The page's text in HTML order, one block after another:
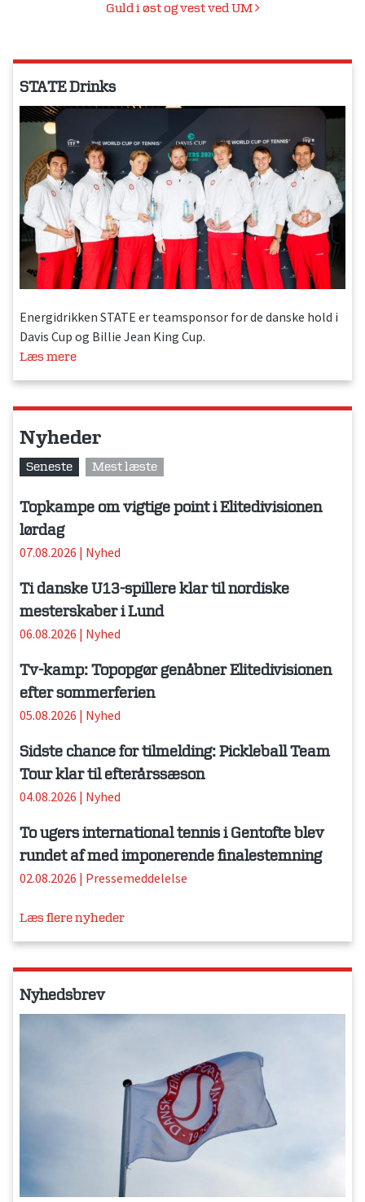
Guld i øst og vest ved UM
STATE Drinks
Energidrikken STATE er teamsponsor for de danske hold i
Davis Cup og Billie Jean King Cup.
Læs mere
Nyheder
Seneste Mest læste
Topkampe om vigtige point i Elitedivisionen
lørdag
07.08.2026 | Nyhed
Ti danske U13-spillere klar til nordiske
mesterskaber i Lund
06.08.2026 | Nyhed
Tv-kamp: Topopgør genåbner Elitedivisionen
efter sommerferien
05.08.2026 | Nyhed
Sidste chance for tilmelding: Pickleball Team
Tour klar til efterårssæson
04.08.2026 | Nyhed
To ugers international tennis i Gentofte blev
rundet af med imponerende finalestemning
02.08.2026 | Pressemeddelelse
Læs flere nyheder
Nyhedsbrev